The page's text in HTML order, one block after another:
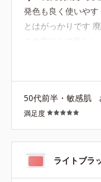
発色も良く使いや
とはがっかりです
が廃盤になるのは
50代前半・敏感肌
満足度
ライトブラ